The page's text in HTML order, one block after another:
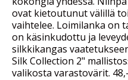
ovat kietoutunut välillä
vaihtelee. Loimilanka on
on käsinkudottu ja
silkkikangas
Silk Collection 2"
valikosta varastovärit.